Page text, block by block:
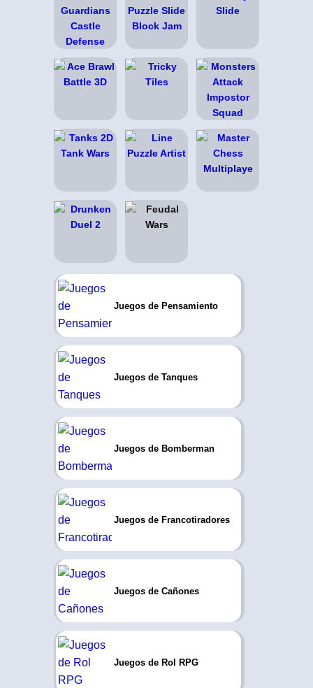
Juegos de Pensamiento
Juegos de Tanques
Juegos de Bomberman
Juegos de Francotiradores
Juegos de Cañones
Juegos de Rol RPG